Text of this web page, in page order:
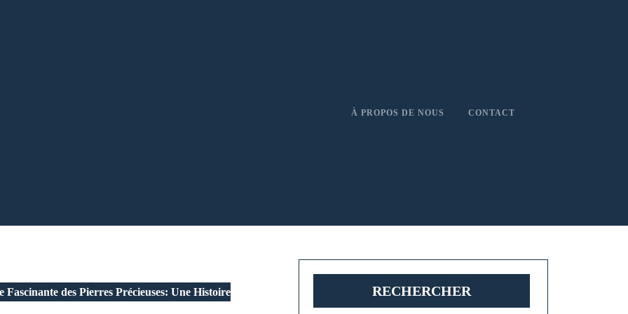
À PROPOS DE NOUS CONTACT
Fascinante des Pierres Précieuses: Une Histoire RECHERCHER